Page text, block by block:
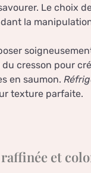
Le choix
la
cresson pour
en saumon.
texture parfaite.
et